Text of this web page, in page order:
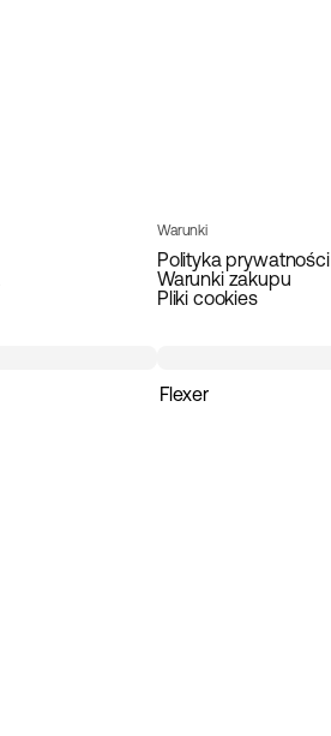
Warunki
Polityka prywatności
Warunki zakupu
Pliki cookies
Flexer